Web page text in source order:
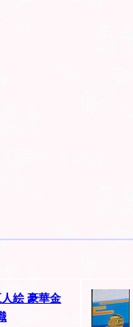
絵 豪華金